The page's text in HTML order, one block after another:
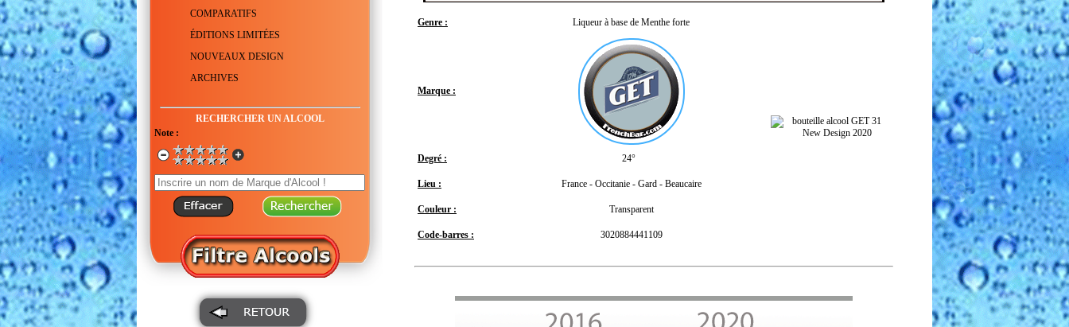
COMPARATIFS
ÉDITIONS LIMITÉES
NOUVEAUX DESIGN
ARCHIVES
RECHERCHER UN ALCOOL
Note :
Genre : Liqueur à base de Menthe forte
Marque :
Degré : 24°
Lieu : France - Occitanie - Gard - Beaucaire
Couleur : Transparent
Code-barres : 3020884441109